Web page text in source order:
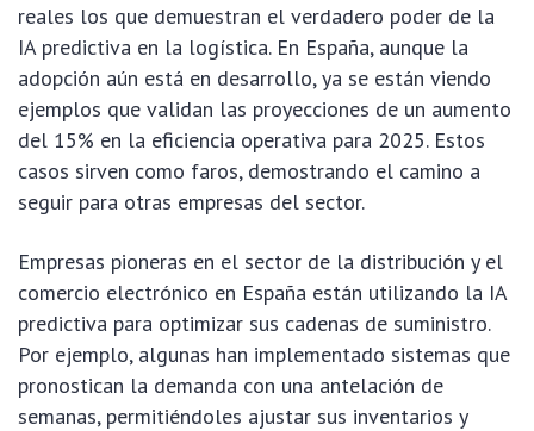
reales los que demuestran el verdadero poder de la
IA predictiva en la logística. En España, aunque la
adopción aún está en desarrollo, ya se están viendo
ejemplos que validan las proyecciones de un aumento
del 15% en la eficiencia operativa para 2025. Estos
casos sirven como faros, demostrando el camino a
seguir para otras empresas del sector.
Empresas pioneras en el sector de la distribución y el
comercio electrónico en España están utilizando la IA
predictiva para optimizar sus cadenas de suministro.
Por ejemplo, algunas han implementado sistemas que
pronostican la demanda con una antelación de
semanas, permitiéndoles ajustar sus inventarios y